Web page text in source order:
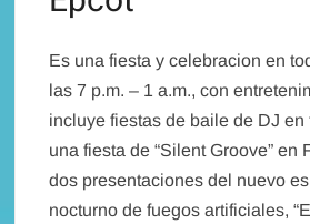
Es una fiesta y celebracion en
las 7 p.m. – 1 a.m., con
incluye fiestas de baile de DJ en
una fiesta de “Silent Groove” en
dos presentaciones del nuevo
nocturno de fuegos artificiales,